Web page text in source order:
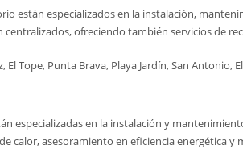
están especializados en la instalación,
ofreciendo también servicios de
El Tope, Punta Brava, Playa Jardín, San
especializadas en la instalación y
calor, asesoramiento en eficiencia